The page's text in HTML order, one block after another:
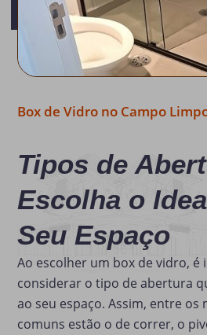
Box de Vidro no Campo
Tipos de
Escolha o
Seu Espaço
Ao escolher um box de vidro, é
considerar o tipo de abertura
ao seu espaço. Assim, entre os
comuns estão o de correr, o